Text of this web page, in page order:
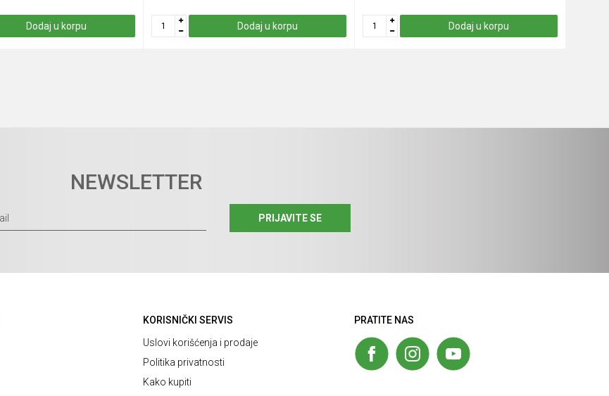
Dodaj u korpu Dodaj u korpu Dodaj u korpu
NEWSLETTER
PRIJAVITE SE
KORISNIČKI SERVIS
Uslovi korišćenja i prodaje
Politika privatnosti
Kako kupiti
PRATITE NAS